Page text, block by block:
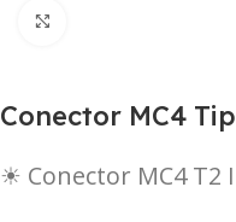
Conector MC4
☀ Conector MC4 T2